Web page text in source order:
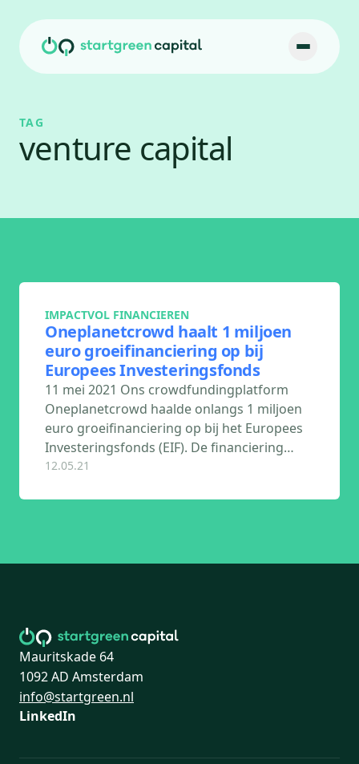
TAG
venture capital
IMPACTVOL FINANCIEREN
Oneplanetcrowd haalt 1 miljoen
euro groeifinanciering op bij
Europees Investeringsfonds
11 mei 2021 Ons crowdfundingplatform
Oneplanetcrowd haalde onlangs 1 miljoen
euro groeifinanciering op bij het Europees
Investeringsfonds (EIF). De financiering…
12.05.21
Mauritskade 64
1092 AD Amsterdam
info@startgreen.nl
LinkedIn